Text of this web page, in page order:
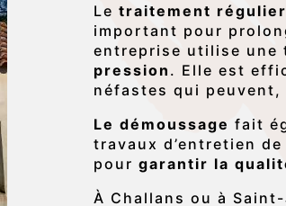
Le traitement
important pour
entreprise utilise une
pression . Elle est
néfastes qui
Le démoussage fait
travaux d’entretien
pour garantir la
À Challans ou à